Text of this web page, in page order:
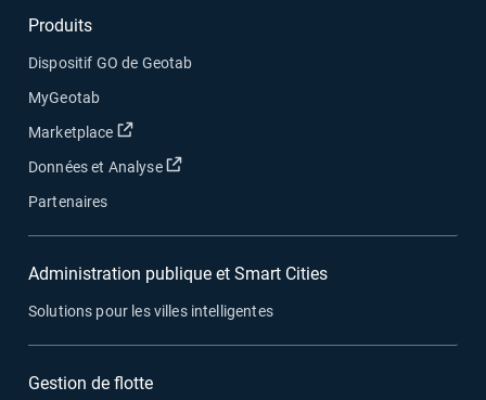
Produits
Dispositif GO de Geotab
MyGeotab
Marketplace
Ouvrir dans une nouvelle fenêtre
Données et Analyse Ouvrir dans une nouvelle fenêtre
Partenaires
Administration publique et Smart Cities
Solutions pour les villes intelligentes
Gestion de flotte